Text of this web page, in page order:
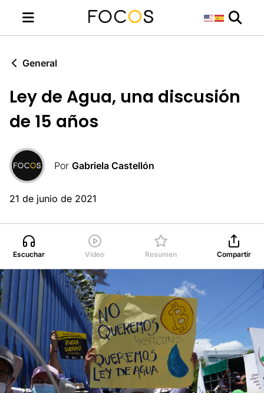
General
Ley de Agua, una discusión
de 15 años
Por Gabriela Castellón
21 de junio de 2021
Escuchar Video Resumen Compartir